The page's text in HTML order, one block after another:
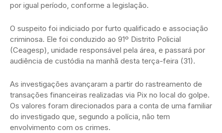
por igual período, conforme a legislação.
O suspeito foi indiciado por furto qualificado e associação
criminosa. Ele foi conduzido ao 91º Distrito Policial
(Ceagesp), unidade responsável pela área, e passará por
audiência de custódia na manhã desta terça-feira (31).
As investigações avançaram a partir do rastreamento de
transações financeiras realizadas via Pix no local do golpe.
Os valores foram direcionados para a conta de uma familiar
do investigado que, segundo a polícia, não tem
envolvimento com os crimes.